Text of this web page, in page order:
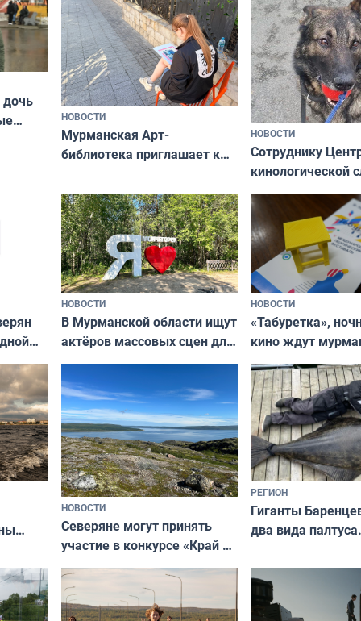
дочь
НОВОСТИ
Мурманская Арт-
библиотека приглашает к
и фотографов
НОВОСТИ
Сотруднику
кинологической
ищут новый дом
НОВОСТИ
В Мурманской области ищут
актёров массовых сцен для
съёмок в
короткометражном фильме
НОВОСТИ
«Табуретка»,
кино ждут
выходные
НОВОСТИ
Северяне могут принять
участие в конкурсе «Край у
северной границы: фотогид
по Печенгскому округу»
РЕГИОН
Гиганты
два вида палтуса